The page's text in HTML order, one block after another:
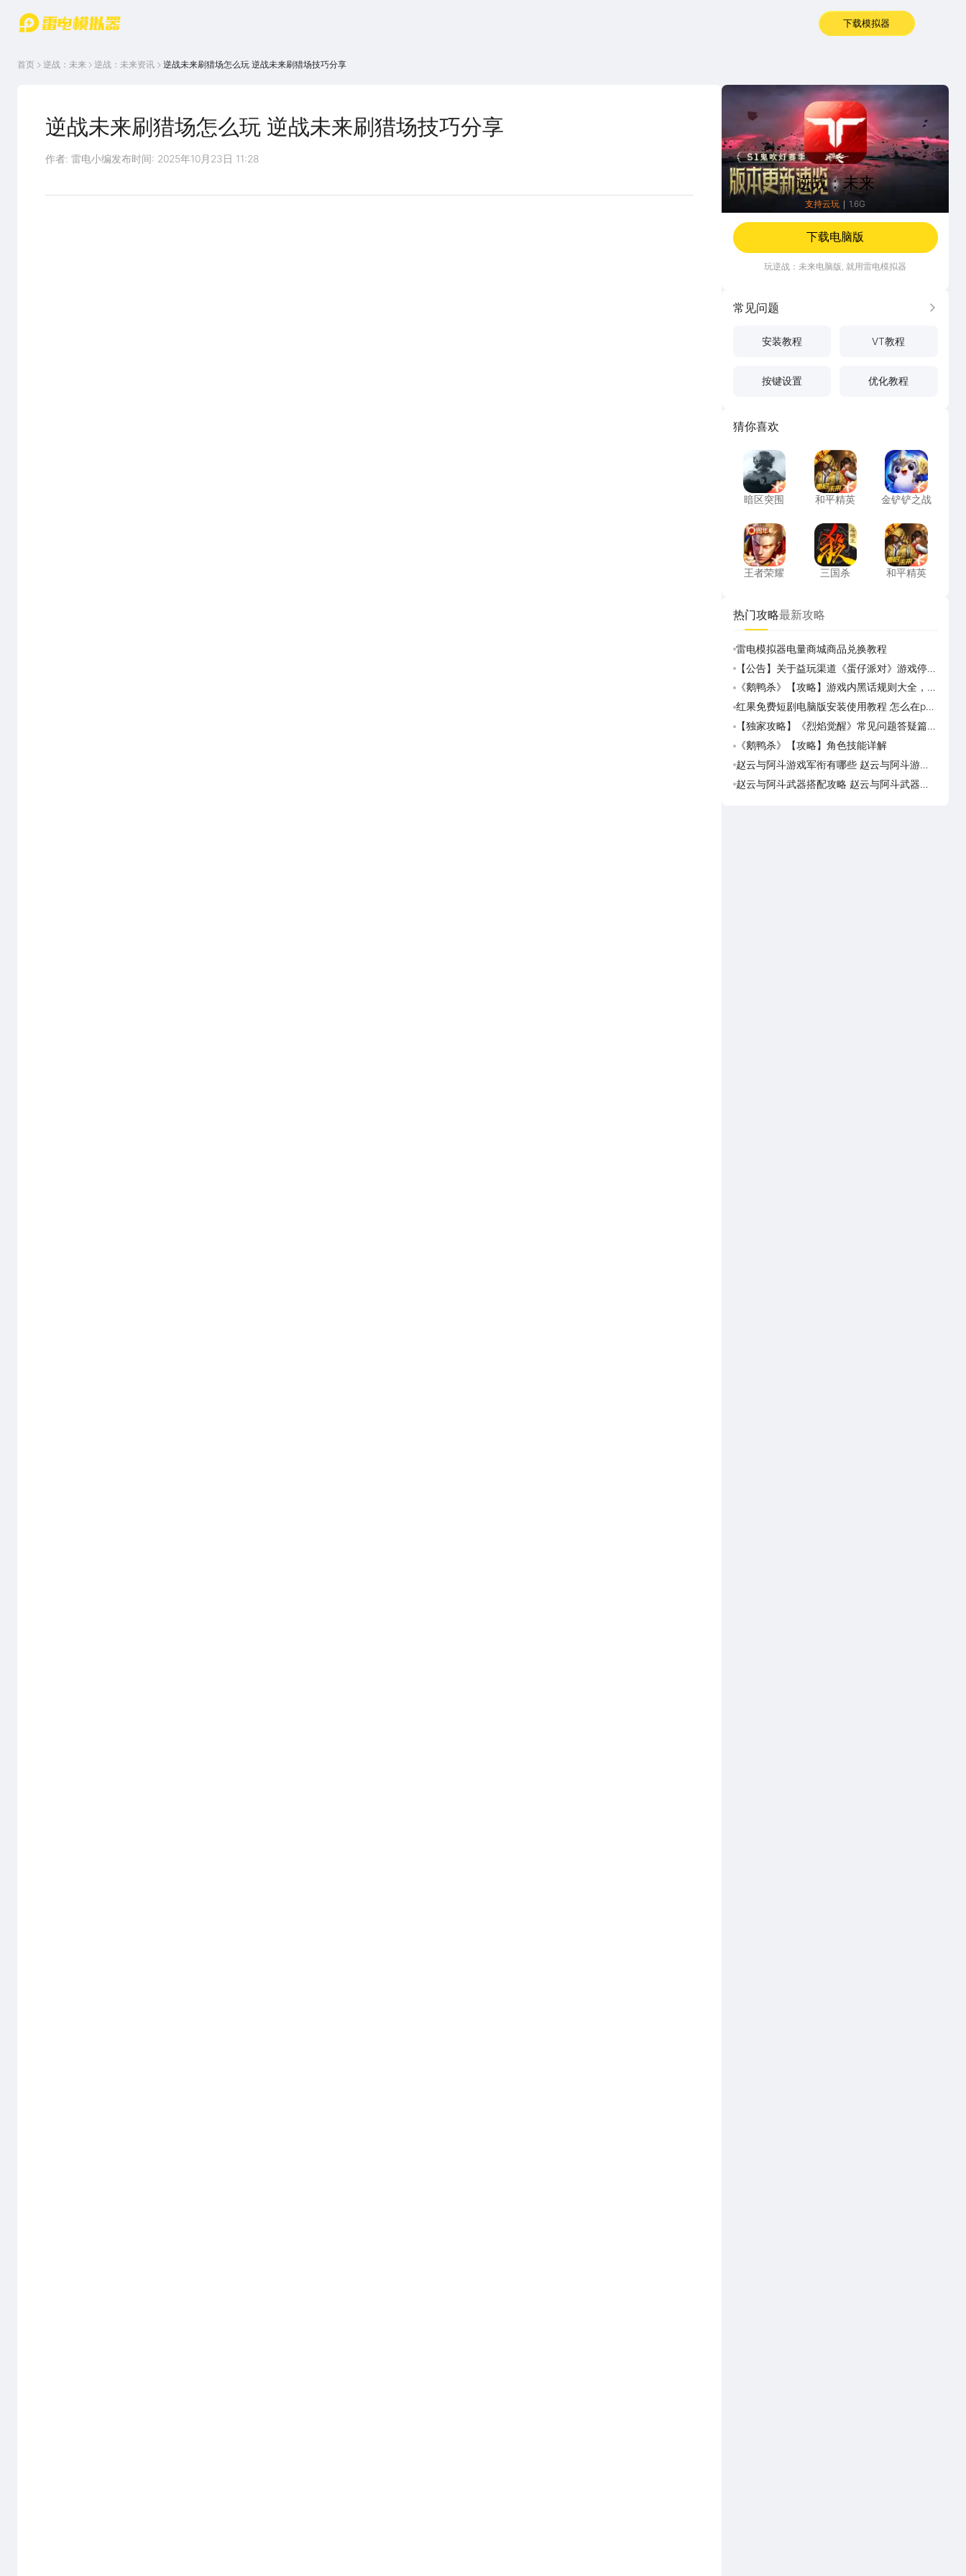
首页
游戏中
心
雷电圈
坛
WIKI
下载模拟器
首页 逆战：未来 逆战：未来资讯 逆战未来刷猎场怎么玩 逆战未来刷猎场技巧分享
逆战未来刷猎场怎么玩 逆战未来刷猎场技巧分享
作者: 雷电小编发布时间: 2025年10月23日 11:28
逆战：未来
逆战：未来
支持云玩 1.6G
下载电脑版
玩逆战：未来电脑版, 就用雷电模拟器
常见问题 更多
安装教程 VT教程
按键设置 优化教程
猜你喜欢
暗区突围
暗区突围
和平精英
和平精英
金铲铲之战
金铲铲之战
王者荣耀
王者荣耀
三国杀
三国杀
和平精英
和平精英
热门攻略最新攻略
雷电模拟器电量商城商品兑换教程
【公告】关于益玩渠道《蛋仔派对》游戏停运
转移通知
《鹅鸭杀》【攻略】游戏内黑话规则大全，萌
新速看
红果免费短剧电脑版安装使用教程 怎么在pc
端看红果免费短剧
【独家攻略】《烈焰觉醒》常见问题答疑篇第
一期
《鹅鸭杀》【攻略】角色技能详解
赵云与阿斗游戏军衔有哪些 赵云与阿斗游戏
军衔对比
赵云与阿斗武器搭配攻略 赵云与阿斗武器怎